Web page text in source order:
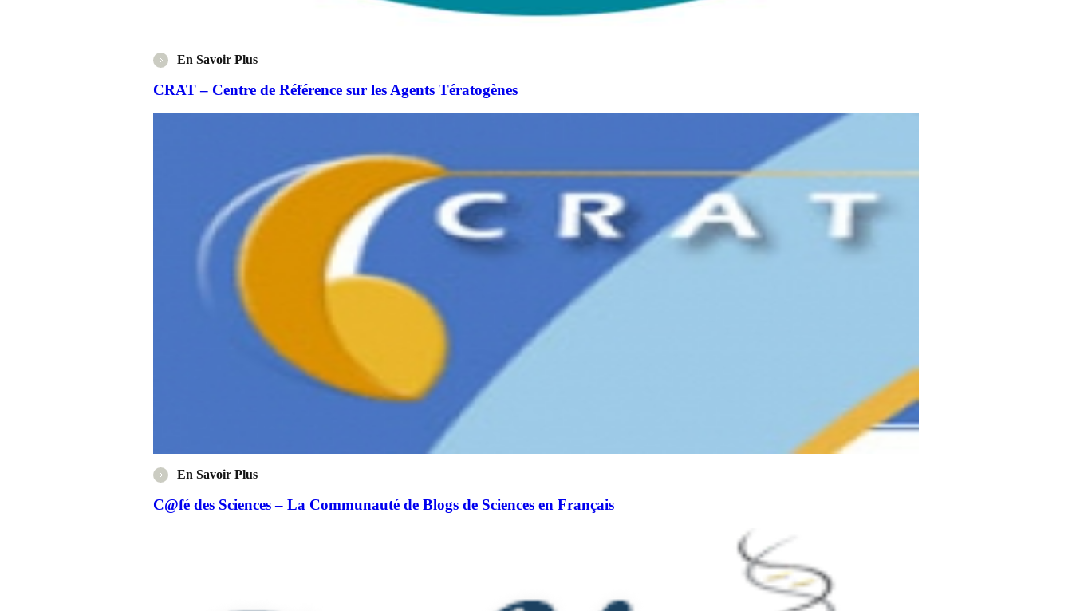
En Savoir Plus
CRAT – Centre de Référence sur les Agents Tératogènes
En Savoir Plus
C@fé des Sciences – La Communauté de Blogs de Sciences en Français